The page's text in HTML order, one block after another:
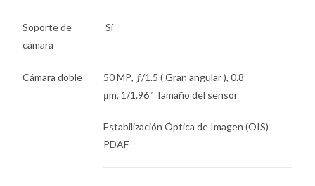
Soporte de
cámara
Sí
Cámara doble 50 MP, ƒ/1.5 ( Gran angular ),0.8
μm, 1/1.96″ Tamaño del sensor
Estabilización Óptica de Imagen (OIS)
PDAF